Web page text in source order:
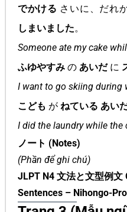
でかける さいに、だれ
しまいました。
Someone ate my cake
ふゆやすみ の あいだに
I want to go skiing during
こども が ねている あい
I did the laundry while the
ノート (Notes)
(Phần để ghi chú)
JLPT N4 文法と文型例
Sentences – Nihongo-